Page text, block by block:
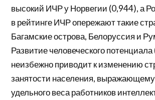
высокий ИЧР у Норвегии (0,944), а
в рейтинге ИЧР опережают такие
Багамские острова, Белоруссия и
Развитие человеческого потенциала
неизбежно приводит к изменению
занятости населения,
удельного веса работников